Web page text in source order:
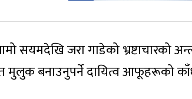
सयमदेखि जरा गाडेको भ्रष्टाचारको
मुलुक बनाउनुपर्ने दायित्व आफूहरूको